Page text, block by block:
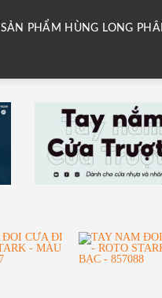
SẢN PHẨM HÙNG LONG